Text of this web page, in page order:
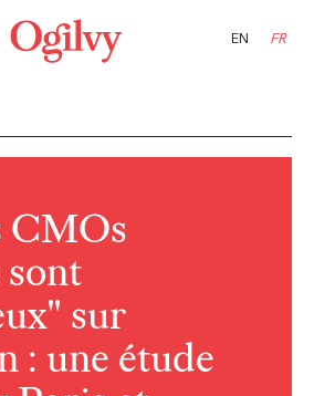
EN FR
CMOs
sur
: une étude